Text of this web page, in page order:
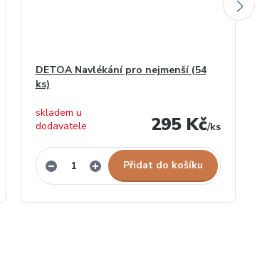
DETOA Navlékání pro nejmenší (54
ks)
295 Kč/ks
skladem u
dodavatele
Přidat do košíku